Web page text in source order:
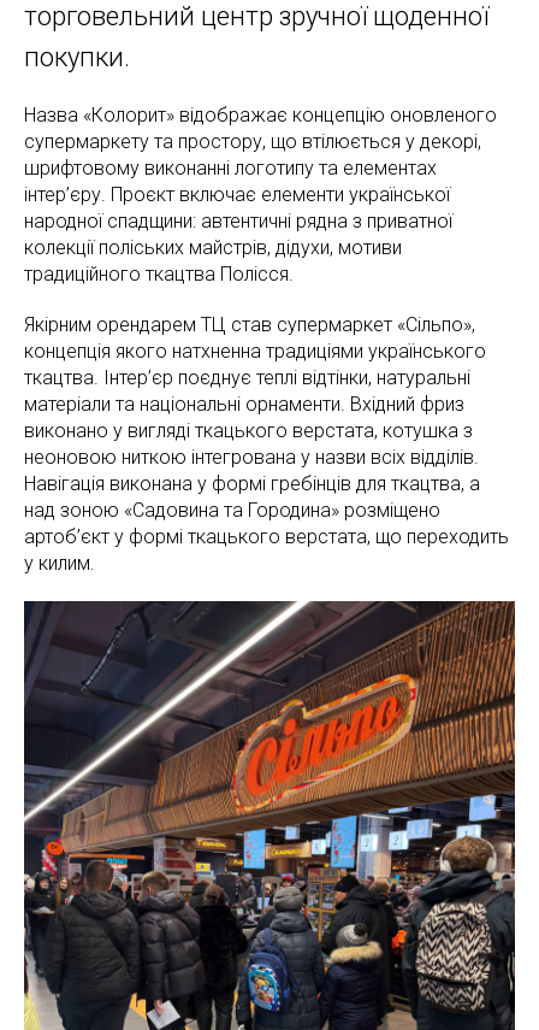
торговельний центр зручної щоденної
покупки.
Назва «Колорит» відображає концепцію оновленого
супермаркету та простору, що втілюється у декорі,
шрифтовому виконанні логотипу та елементах
інтер’єру. Проєкт включає елементи української
народної спадщини: автентичні рядна з приватної
колекції поліських майстрів, дідухи, мотиви
традиційного ткацтва Полісся.
Якірним орендарем ТЦ став супермаркет «Сільпо»,
концепція якого натхненна традиціями українського
ткацтва. Інтер’єр поєднує теплі відтінки, натуральні
матеріали та національні орнаменти. Вхідний фриз
виконано у вигляді ткацького верстата, котушка з
неоновою ниткою інтегрована у назви всіх відділів.
Навігація виконана у формі гребінців для ткацтва, а
над зоною «Садовина та Городина» розміщено
артоб’єкт у формі ткацького верстата, що переходить
у килим.